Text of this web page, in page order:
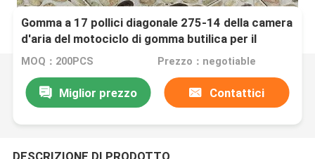
Gomma a 17 pollici diagonale 275-14 della camera
d'aria del motociclo di gomma butilica per il
triciclo
MOQ：200PCS Prezzo：negotiable
Miglior prezzo Contattici
DESCRIZIONE DI PRODOTTO